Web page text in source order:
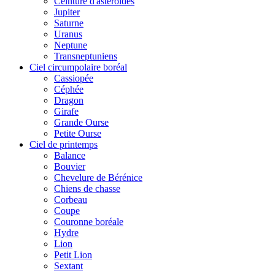
Jupiter
Saturne
Uranus
Neptune
Transneptuniens
Ciel circumpolaire boréal
Cassiopée
Céphée
Dragon
Girafe
Grande Ourse
Petite Ourse
Ciel de printemps
Balance
Bouvier
Chevelure de Bérénice
Chiens de chasse
Corbeau
Coupe
Couronne boréale
Hydre
Lion
Petit Lion
Sextant